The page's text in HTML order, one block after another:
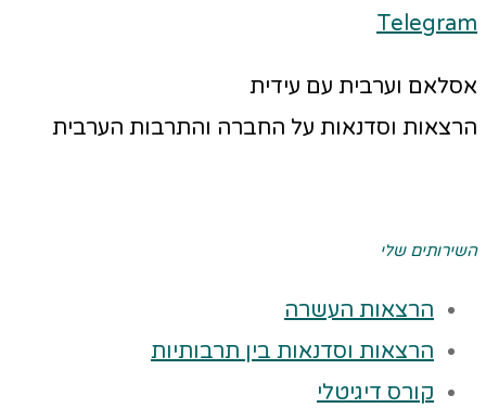
Telegram
אסלאם וערבית עם עידית
הרצאות וסדנאות על החברה והתרבות הערבית
השירותים שלי
הרצאות העשרה
הרצאות וסדנאות בין תרבותיות
קורס דיגיטלי